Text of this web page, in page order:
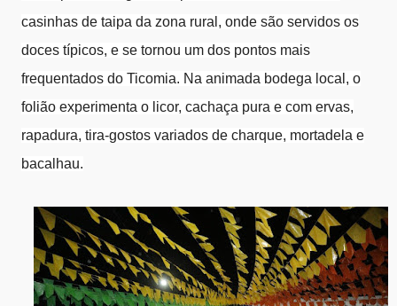
casinhas de taipa da zona rural, onde são servidos os
doces típicos, e se tornou um dos pontos mais
frequentados do Ticomia. Na animada bodega local, o
folião experimenta o licor, cachaça pura e com ervas,
rapadura, tira-gostos variados de charque, mortadela e
bacalhau.